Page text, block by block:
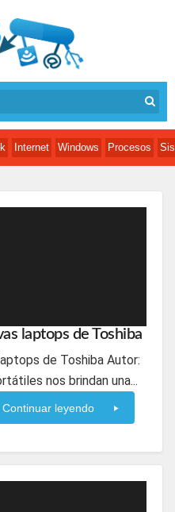
Internet Windows Procesos
laptops de Toshiba
de Toshiba Autor:
nos brindan una...
Continuar leyendo